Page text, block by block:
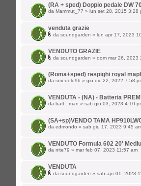
(RA + sped) Doppio pedale DW
da Mammut_77 » lun set 28, 2015 3:28
venduta grazie
da soundgarden » lun apr 17, 2023
VENDUTO GRAZIE
da soundgarden » dom mar 26, 2023
(Roma+sped) respighi royal
da smedelo96 » gio dic 22, 2022 7:58
VENDUTA - (NA) - Batteria
da batt...man » sab giu 03, 2023 4:10
(SA+sp)VENDO TAMA
da edmondo » sab giu 17, 2023 9:45
VENDUTO Formula 602 20'
da nite79 » mar feb 07, 2023 11:57 am
VENDUTA
da soundgarden » sab apr 01, 2023